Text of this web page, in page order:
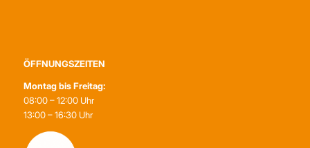
ÖFFNUNGSZEITEN
Montag bis Freitag:
08:00 – 12:00 Uhr
13:00 – 16:30 Uhr